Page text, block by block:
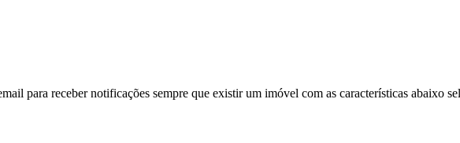
para receber notificações sempre que existir um imóvel com as características abaixo